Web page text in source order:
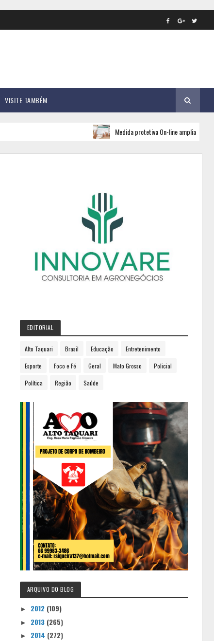
VISITE TAMBÉM
Medida protetiva On-line amplia rede de apoio e
EDITORIAL
Alto Taquari Brasil Educação Entretenimento
Esporte Foco e Fé Geral Mato Grosso Policial
Política Região Saúde
ARQUIVO DO BLOG
► 2012 (109)
► 2013 (265)
► 2014 (272)